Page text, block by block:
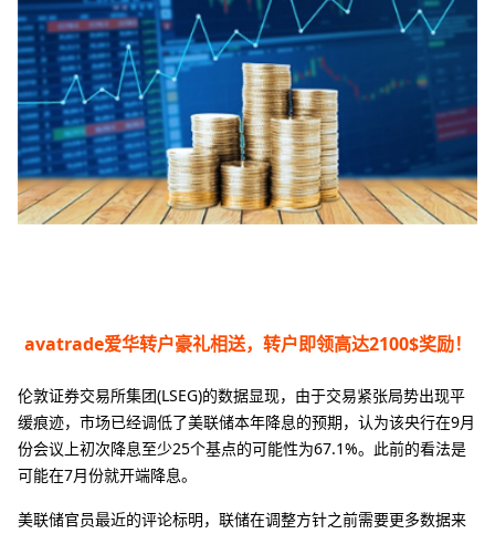
avatrade爱华转户豪礼相送，转户即领高达2100$奖励！
伦敦证券交易所集团(LSEG)的数据显现，由于交易紧张局势出现平
缓痕迹，市场已经调低了美联储本年降息的预期，认为该央行在9月
份会议上初次降息至少25个基点的可能性为67.1%。此前的看法是
可能在7月份就开端降息。
美联储官员最近的评论标明，联储在调整方针之前需要更多数据来